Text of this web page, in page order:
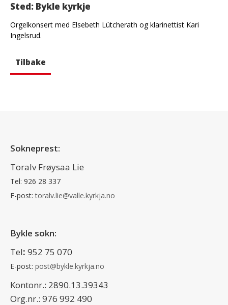
Sted: Bykle kyrkje
Orgelkonsert med Elsebeth Lütcherath og klarinettist Kari
Ingelsrud.
Tilbake
Sokneprest:
Toralv Frøysaa Lie
Tel: 926 28 337
E-post:toralv.lie@valle.kyrkja.no
Bykle sokn:
Tel: 952 75 070
E-post: post@bykle.kyrkja.no
Kontonr.: 2890.13.39343
Org.nr.: 976 992 490